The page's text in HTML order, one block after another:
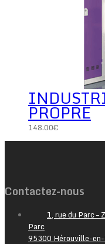
PROPRE
148.00€
Contactez-nous
1, rue du Parc –
Parc
95300 Hérouville-